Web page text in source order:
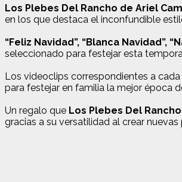
Los Plebes Del Rancho de Ariel
en los que destaca el inconfundible
“Feliz Navidad”, “Blanca Navidad”,
seleccionado para festejar esta
Los videoclips correspondientes a
para festejar en familia la mejor época
Un regalo que Los Plebes Del
gracias a su versatilidad al crear